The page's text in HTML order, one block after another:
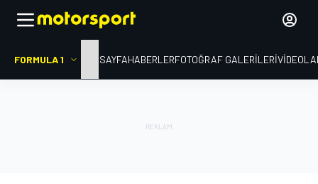
FORMULA 1 ANA SAYFAHABERLERFOTOĞRAF GALERILERI